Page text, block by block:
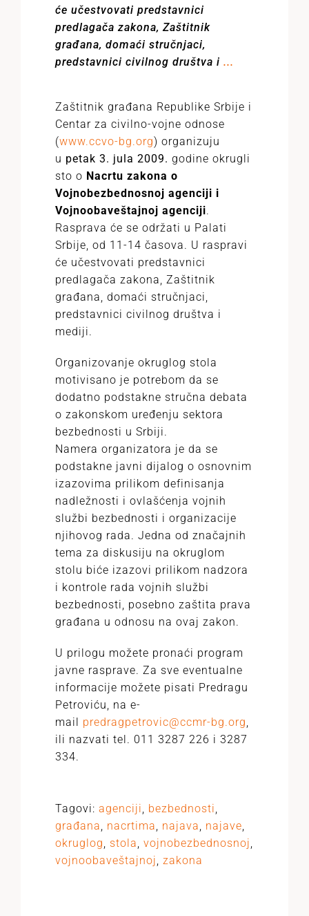
će učestvovati predstavnici
predlagača zakona, Zaštitnik
građana, domaći stručnjaci,
predstavnici civilnog društva i ...
Zaštitnik građana Republike Srbije i
Centar za civilno-vojne odnose
(www.ccvo-bg.org) organizuju
u petak 3. jula 2009. godine okrugli
sto o Nacrtu zakona o
Vojnobezbednosnoj agenciji i
Vojnoobaveštajnoj agenciji.
Rasprava će se održati u Palati
Srbije, od 11-14 časova. U raspravi
će učestvovati predstavnici
predlagača zakona, Zaštitnik
građana, domaći stručnjaci,
predstavnici civilnog društva i
mediji.
Organizovanje okruglog stola
motivisano je potrebom da se
dodatno podstakne stručna debata
o zakonskom uređenju sektora
bezbednosti u Srbiji.
Namera organizatora je da se
podstakne javni dijalog o osnovnim
izazovima prilikom definisanja
nadležnosti i ovlašćenja vojnih
službi bezbednosti i organizacije
njihovog rada. Jedna od značajnih
tema za diskusiju na okruglom
stolu biće izazovi prilikom nadzora
i kontrole rada vojnih službi
bezbednosti, posebno zaštita prava
građana u odnosu na ovaj zakon.
U prilogu možete pronaći program
javne rasprave. Za sve eventualne
informacije možete pisati Predragu
Petroviću, na e-
mail predragpetrovic@ccmr-bg.org,
ili nazvati tel. 011 3287 226 i 3287
334.
Tagovi: agenciji, bezbednosti,
građana, nacrtima, najava, najave,
okruglog, stola, vojnobezbednosnoj,
vojnoobaveštajnoj, zakona